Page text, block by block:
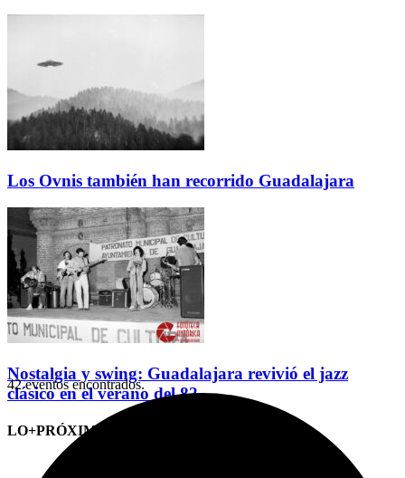
Los Ovnis también han recorrido Guadalajara
Nostalgia y swing: Guadalajara revivió el jazz
clásico en el verano del 82
LO+PRÓXIMO (CITAS)
42 eventos encontrados.